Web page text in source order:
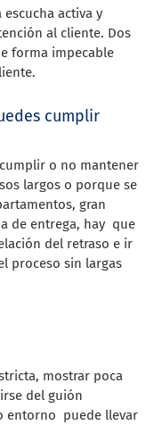
activa y
al cliente. Dos
forma impecable
cumplir
o no mantener
largos o porque se
gran
de entrega, hay que
del retraso e ir
proceso sin largas
mostrar poca
del guión
entorno puede llevar